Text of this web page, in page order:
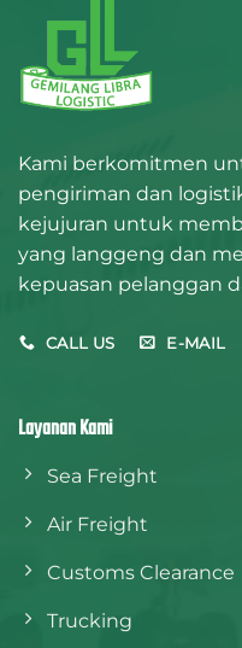
Kami berkomitmen
pengiriman dan
kejujuran untuk
yang langgeng dan
kepuasan pelanggan
CALL US E-MAIL
Layanan Kami
Sea Freight
Air Freight
Customs Clearance
Trucking